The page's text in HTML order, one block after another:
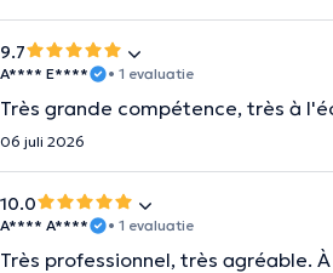
9.7
A**** E**** • 1 evaluatie
Très grande compétence, très à
06 juli 2026
10.0
A**** A**** • 1 evaluatie
Très professionnel, très agréable. À